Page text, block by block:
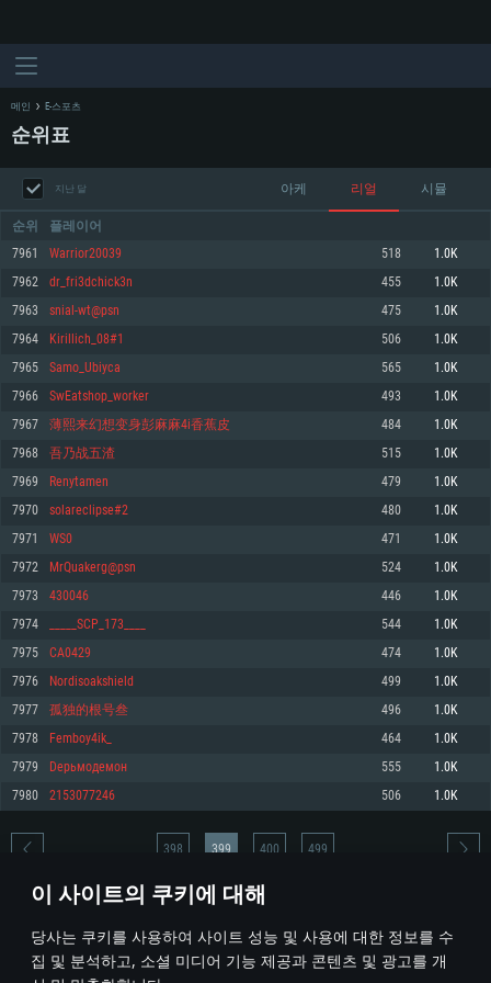
이 사이트의 쿠키에 대해
당사는 쿠키를 사용하여 사이트 성능 및 사용에 대한 정보를 수
집 및 분석하고, 소셜 미디어 기능 제공과 콘텐츠 및 광고를 개
최소사양
운영체제: Windows 10 (64 bit)
프로세서: 2.2 GHz 듀얼코어 이상
메모리: 4GB
그래픽 카드: DirectX 11 이상을 지원하는 AMD Radeon 77XX / NVIDIA
GeForce GT 660. 최소 사양 해상도: 720p
네트워크: 브로드밴드 인터넷
여유 저장 공간: 22.1 GB (최소 클라이언트)
권장 사양
570 혹은 그 이상
여유 저장 공간: 62.2 GB (전체 클라이언트)
최소사양
운영체제: Mac OS Big Sur 11.0
프로세서: 최소 2.2 GHz의 Core i5 (Intel Xeon 은 지원하지 않습니다)
메모리: 6 GB
그래픽 카드: Metal 을 지원하는 Intel Iris Pro 5200 (Mac), 혹은 이와 비슷한 성
능을 가지는 Mac 버전의 AMD/Nvidia. 최소 해상도: 720p
네트워크: 브로드밴드 인터넷
여유 저장 공간: 22.1 GB (최소 클라이언트)
권장 사양
네트워크: 브로드밴드 인터넷
여유 저장 공간: 62.2 GB (전체 클라이언트)
최소사양
운영체제: 64bit Linux 중 최신 버전
프로세서: 2.4 GHz 듀얼코어
메모리: 4 GB
그래픽 카드: Vulkan 을 지원하고, 최신 그래픽 드라이버를 지원하는 NVIDIA
660 (6개월 미만) 혹은 그와 동급의 성능을 가지며 최신 그래픽 드라이버를 지
원하는 AMD (6개월 미만; 최소사양 지원 해상도 720p)
네트워크: 브로드밴드 인터넷
여유 저장 공간: 22.1 GB (최소 클라이언트)
권장 사양
운영체제: Ubuntu 20.04 64bit
프로세서: Intel Core i7
메모리: 16 GB
그래픽 카드: Vulkan 을 지원하고, 최신 그래픽 드라이버를 지원하는 NVIDIA
1060 (6개월 미만) 혹은 그와 동급의 성능을 가지며 최신 그래픽 드라이버를
지원하는 AMD RX 570 (6개월 미만; 최소사양 지원 해상도 720p) 이상
여유 저장 공간: 62.2 GB (전체 클라이언트)
메인 E-스포츠
순위표
지난 달 아케 리얼 시뮬
순위 플레이어
7961 Warrior20039 518 1.0K
7962 dr_fri3dchick3n 455 1.0K
7963 snial-wt@psn 475 1.0K
7964 Kirillich_08#1 506 1.0K
7965 Samo_Ubiyca 565 1.0K
7966 SwEatshop_worker 493 1.0K
7967 薄熙来幻想变身彭麻麻4i香蕉皮 484 1.0K
7968 吾乃战五渣 515 1.0K
7969 Renytamen 479 1.0K
7970 solareclipse#2 480 1.0K
7971 WS0 471 1.0K
7972 MrQuakerg@psn 524 1.0K
7973 430046 446 1.0K
7974 _____SCP_173____ 544 1.0K
7975 CA0429 474 1.0K
7976 Nordisoakshield 499 1.0K
7977 孤独的根号叁 496 1.0K
7978 Femboy4ik_ 464 1.0K
7979 Dерьмодемон 555 1.0K
7980 2153077246 506 1.0K
* 순위표는 매일 1회 갱신됩니다
398 399 400 499